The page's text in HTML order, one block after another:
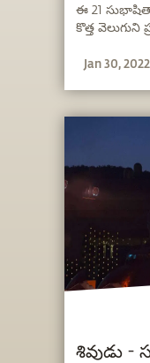
ఈ 21
కొత్త వెలుగుని
Jan 30, 2022